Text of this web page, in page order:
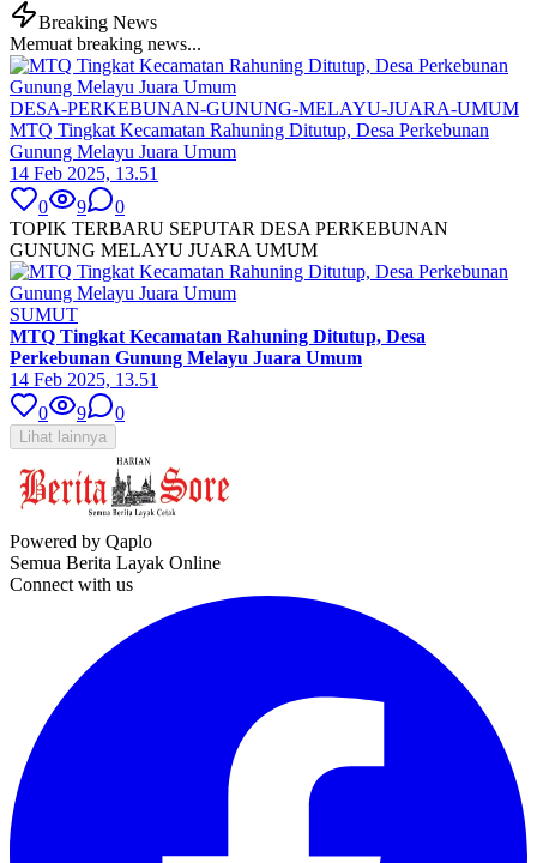
Breaking News
Memuat breaking news...
DESA-PERKEBUNAN-GUNUNG-MELAYU-JUARA-UMUM
MTQ Tingkat Kecamatan Rahuning Ditutup, Desa Perkebunan
Gunung Melayu Juara Umum
14 Feb 2025, 13.51
0
9
0
TOPIK TERBARU SEPUTAR DESA PERKEBUNAN
GUNUNG MELAYU JUARA UMUM
SUMUT
MTQ Tingkat Kecamatan Rahuning Ditutup, Desa
Perkebunan Gunung Melayu Juara Umum
14 Feb 2025, 13.51
0
9 0
Lihat lainnya
Powered by Qaplo
Semua Berita Layak Online
Connect with us